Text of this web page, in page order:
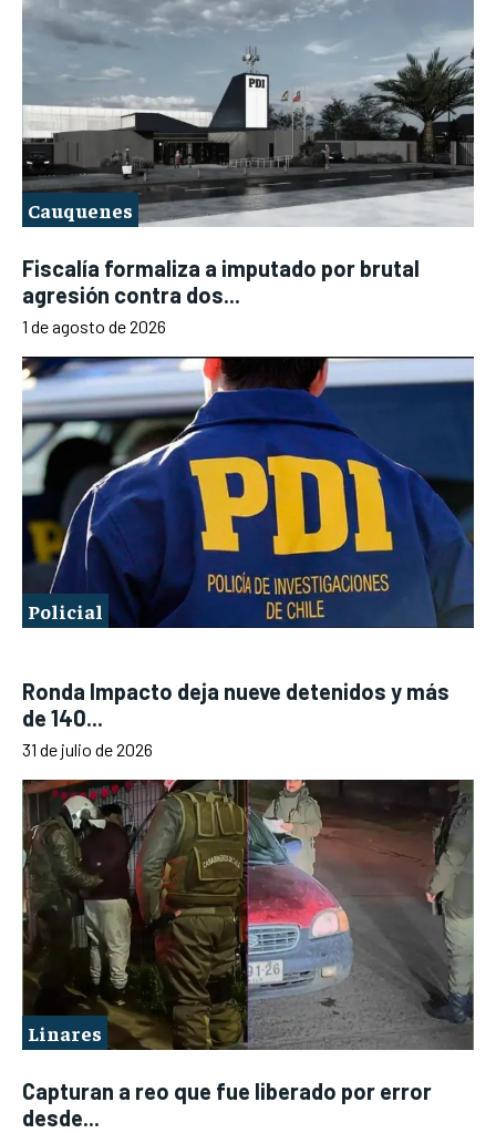
Cauquenes
Fiscalía formaliza a imputado por brutal
agresión contra dos...
1 de agosto de 2026
Policial
Ronda Impacto deja nueve detenidos y más
de 140...
31 de julio de 2026
Linares
Capturan a reo que fue liberado por error
desde...